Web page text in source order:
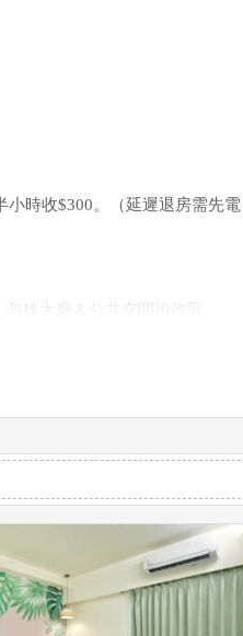
時收$300。（延遲退房需先電
棟大廳＆公共空間須收取
請先告知。